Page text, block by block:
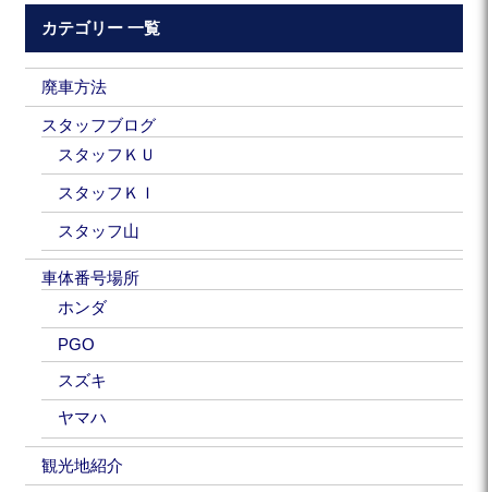
カテゴリー 一覧
廃車方法
スタッフブログ
スタッフＫＵ
スタッフＫＩ
スタッフ山
車体番号場所
ホンダ
PGO
スズキ
ヤマハ
観光地紹介